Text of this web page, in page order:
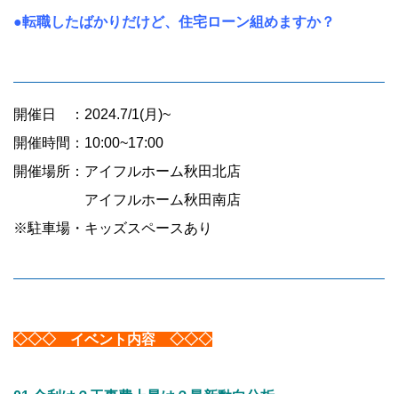
●転職したばかりだけど、住宅ローン組めますか？
開催日 ：2024.7/1(月)~
開催時間：10:00~17:00
開催場所：アイフルホーム秋田北店
アイフルホーム秋田南店
※駐車場・キッズスペースあり
◇◇◇ イベント内容 ◇◇◇